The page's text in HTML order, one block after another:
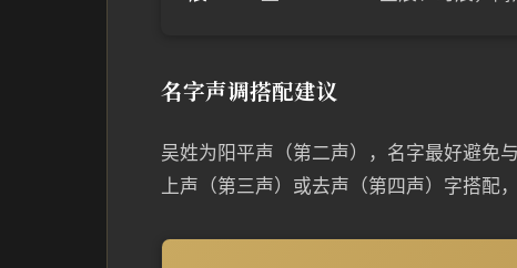
名字声调搭配建议
吴姓为阳平声（第二声），名字最好避免
上声（第三声）或去声（第四声）字搭配